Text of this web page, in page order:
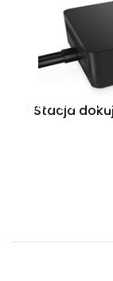
Raty 0%
Stacja